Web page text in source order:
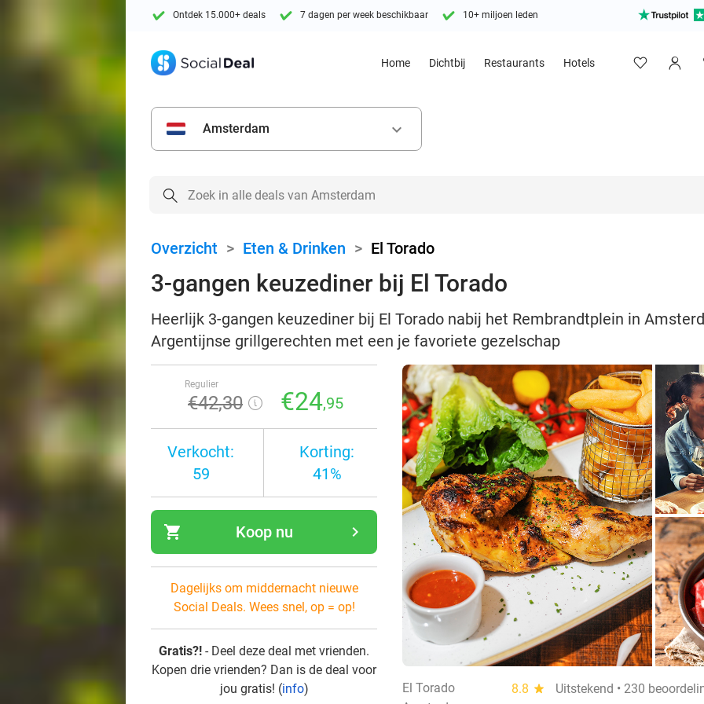
Ontdek 15.000+ deals 7 dagen per week beschikbaar 10+ miljoen leden
Home Dichtbij Restaurants Hotels
Amsterdam keyboard_arrow_down
Overzicht > Eten & Drinken > El Torado
3-gangen keuzediner bij El Torado
Heerlijk 3-gangen keuzediner bij El Torado nabij het Rembrandtplein in
Argentijnse grillgerechten met een je favoriete gezelschap
Regulier
€42,30 €24,95
Verkocht:
59
Korting:
41%
shopping_cart navigate_next
Koop nu
Dagelijks om middernacht nieuwe
Social Deals. Wees snel, op = op!
Gratis?! - Deel deze deal met vrienden.
Kopen drie vrienden? Dan is de deal voor
jou gratis! (info) El Torado 8.8 star
Uitstekend • 230